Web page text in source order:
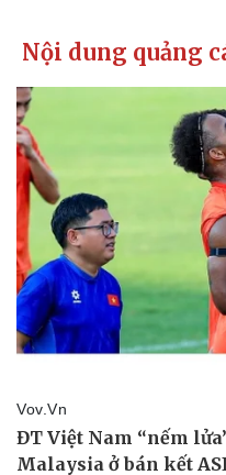
Kinh tế
Bất động sản
Khởi nghiệp